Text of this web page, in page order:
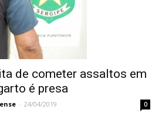
de cometer assaltos em
é presa
- 24/04/2019 0